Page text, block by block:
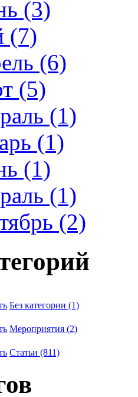
(3)
(7)
(6)
(5)
(1)
(1)
(1)
(1)
(2)
Без категории (1)
Мероприятия (2)
Статьи (811)